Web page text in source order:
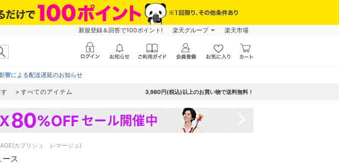
新規登録＆回答で100ポイント! 楽天グループ 楽天市場
響による配送遅延のお知らせ
すべてのアイテム 3,980円(税込)以上のお買い物で送料無料！
カプリシュ レマージュ)
ス